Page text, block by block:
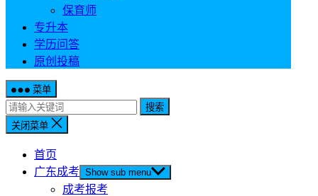
保育师
专升本
学历问答
原创投稿
菜单
搜索
关闭菜单
首页
广东成考 Show sub menu
成考报考